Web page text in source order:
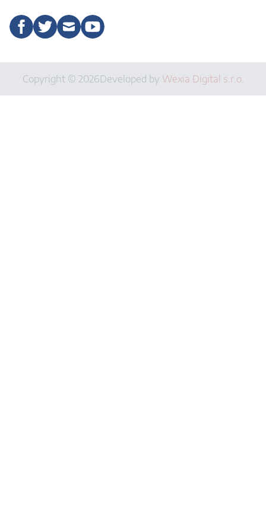
Copyright © 2026Developed by Wexia Digital s.r.o.